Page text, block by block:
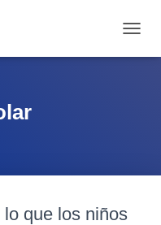
que los niños